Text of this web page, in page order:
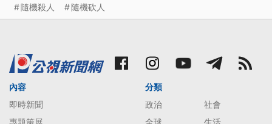
隨機殺人
隨機砍人
內容
即時新聞
分類
政治
社會